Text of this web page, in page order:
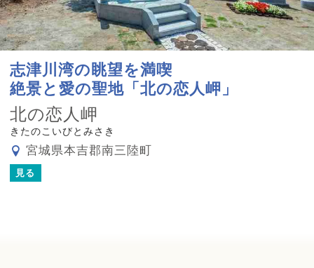
志津川湾の眺望を満喫
絶景と愛の聖地「北の恋人岬」
北の恋人岬
きたのこいびとみさき
宮城県本吉郡南三陸町
見る